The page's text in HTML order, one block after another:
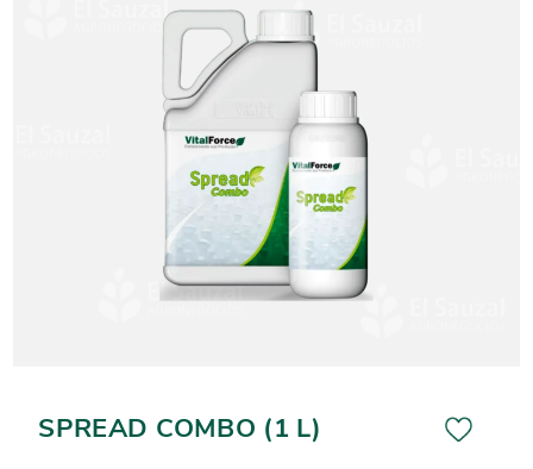
SPREAD COMBO (1 L)